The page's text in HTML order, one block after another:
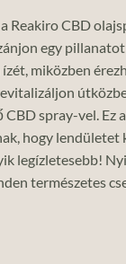
Reakiro CBD
egy
miközben
spray-vel. Ez
hogy lendületet
legízletesebb!
természetes